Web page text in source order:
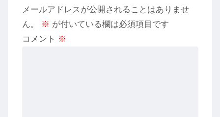
メールアドレスが公開されることはありませ
ん。
※ が付いている欄は必須項目です
コメント ※